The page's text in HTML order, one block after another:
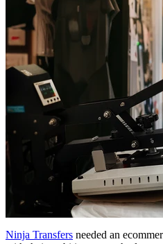
Ninja Transfers needed an